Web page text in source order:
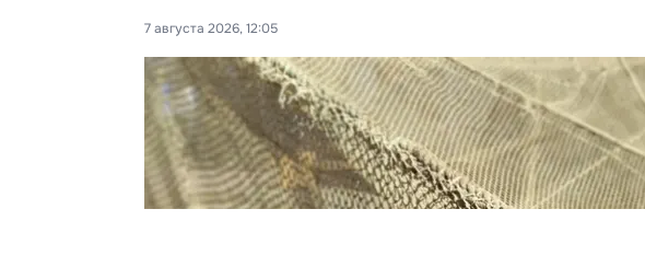
7 августа 2026, 12:05